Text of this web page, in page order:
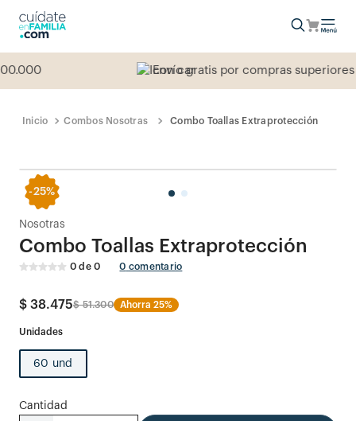
Envío gratis por compras superiores
Combos Nosotras Combo Toallas Extraprotección
-25%
Nosotras
Combo Toallas Extraprotección
0 de0 0 comentario
$ 38.475$ 51.300 Ahorra 25%
60 und
Cantidad